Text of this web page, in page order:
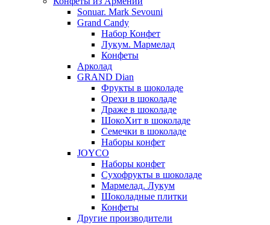
Sonuar. Mark Sevouni
Grand Candy
Набор Конфет
Лукум. Мармелад
Конфеты
Арколад
GRAND Dian
Фрукты в шоколаде
Орехи в шоколаде
Драже в шоколаде
ШокоХит в шоколаде
Семечки в шоколаде
Наборы конфет
JOYCO
Наборы конфет
Сухофрукты в шоколаде
Мармелад. Лукум
Шоколадные плитки
Конфеты
Другие производители